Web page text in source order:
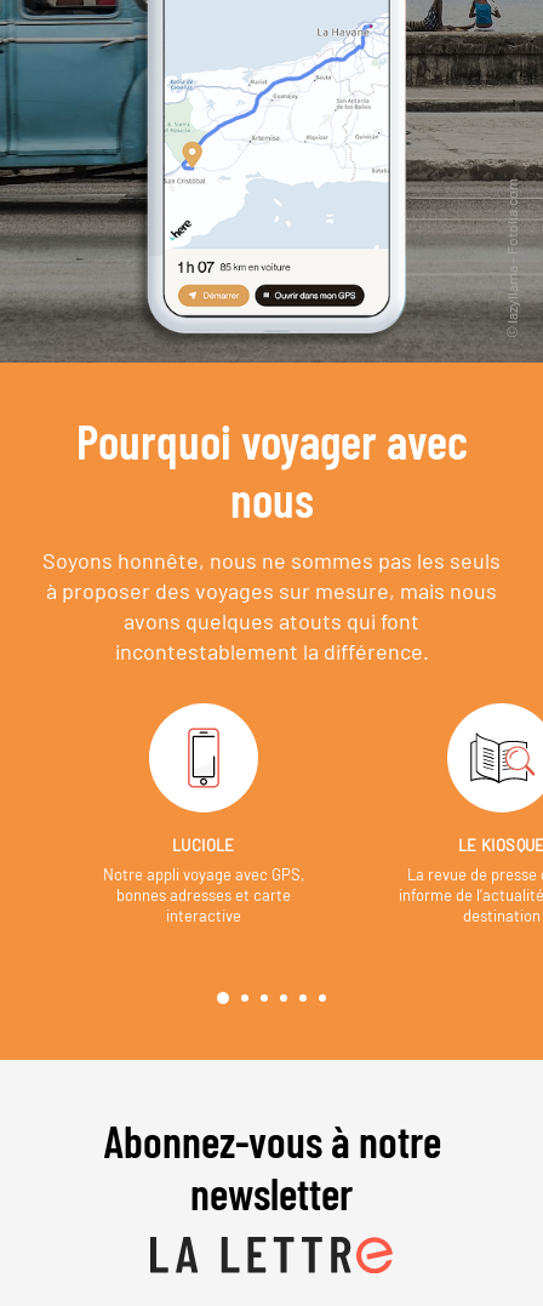
Pourquoi voyager avec
nous
Soyons honnête, nous ne sommes pas les seuls
à proposer des voyages sur mesure, mais nous
avons quelques atouts qui font
incontestablement la différence.
LUCIOLE
Notre appli voyage avec GPS,
bonnes adresses et carte
interactive
LE
La revue de presse
informe de
destination
Abonnez-vous à notre
newsletter